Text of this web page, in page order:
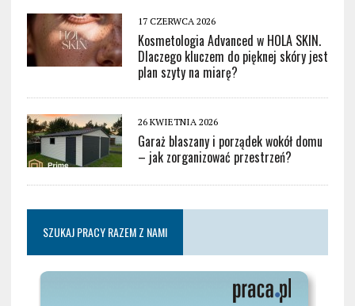
17 CZERWCA 2026
Kosmetologia Advanced w HOLA SKIN.
Dlaczego kluczem do pięknej skóry jest
plan szyty na miarę?
26 KWIETNIA 2026
Garaż blaszany i porządek wokół domu
– jak zorganizować przestrzeń?
SZUKAJ PRACY RAZEM Z NAMI